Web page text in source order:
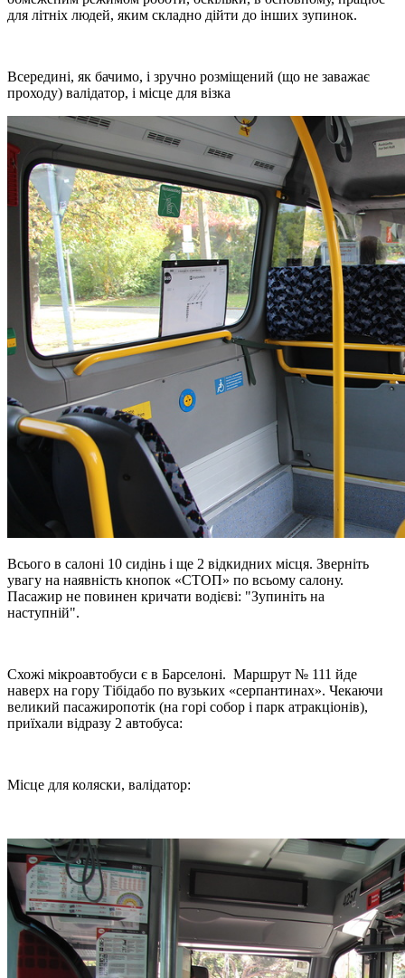
для літніх людей, яким складно дійти до інших зупинок.
Всередині, як бачимо, і зручно розміщений (що не заважає
проходу) валідатор, і місце для візка
Всього в салоні 10 сидінь і ще 2 відкидних місця. Зверніть
увагу на наявність кнопок «СТОП» по всьому салону.
Пасажир не повинен кричати водієві: "Зупиніть на
наступній".
Схожі мікроавтобуси є в Барселоні. Маршрут № 111 йде
наверх на гору Тібідабо по вузьких «серпантинах». Чекаючи
великий пасажиропотік (на горі собор і парк атракціонів),
приїхали відразу 2 автобуса:
Місце для коляски, валідатор: